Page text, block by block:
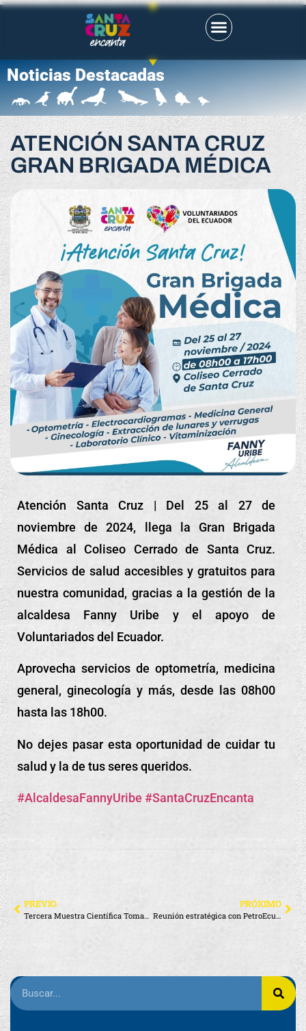
Noticias Destacadas
ATENCIÓN SANTA CRUZ
GRAN BRIGADA MÉDICA
Atención Santa Cruz | Del 25 al 27 de
noviembre de 2024, llega la Gran Brigada
Médica al Coliseo Cerrado de Santa Cruz.
Servicios de salud accesibles y gratuitos para
nuestra comunidad, gracias a la gestión de la
alcaldesa Fanny Uribe y el apoyo de
Voluntariados del Ecuador.
Aprovecha servicios de optometría, medicina
general, ginecología y más, desde las 08h00
hasta las 18h00.
No dejes pasar esta oportunidad de cuidar tu
salud y la de tus seres queridos.
#AlcaldesaFannyUribe #SantaCruzEncanta
PREVIO PRÓXIMO